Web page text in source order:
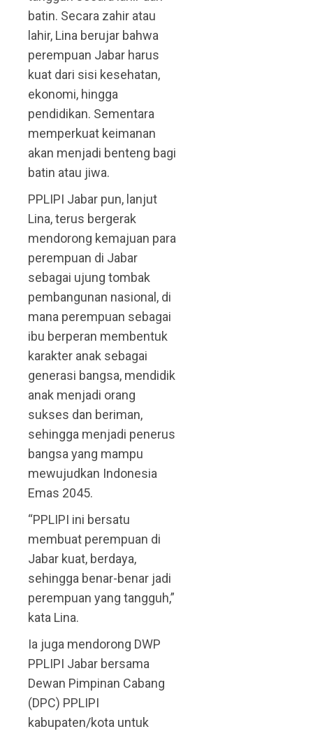
batin. Secara zahir atau
lahir, Lina berujar bahwa
perempuan Jabar harus
kuat dari sisi kesehatan,
ekonomi, hingga
pendidikan. Sementara
memperkuat keimanan
akan menjadi benteng bagi
batin atau jiwa.
PPLIPI Jabar pun, lanjut
Lina, terus bergerak
mendorong kemajuan para
perempuan di Jabar
sebagai ujung tombak
pembangunan nasional, di
mana perempuan sebagai
ibu berperan membentuk
karakter anak sebagai
generasi bangsa, mendidik
anak menjadi orang
sukses dan beriman,
sehingga menjadi penerus
bangsa yang mampu
mewujudkan Indonesia
Emas 2045.
“PPLIPI ini bersatu
membuat perempuan di
Jabar kuat, berdaya,
sehingga benar-benar jadi
perempuan yang tangguh,”
kata Lina.
Ia juga mendorong DWP
PPLIPI Jabar bersama
Dewan Pimpinan Cabang
(DPC) PPLIPI
kabupaten/kota untuk